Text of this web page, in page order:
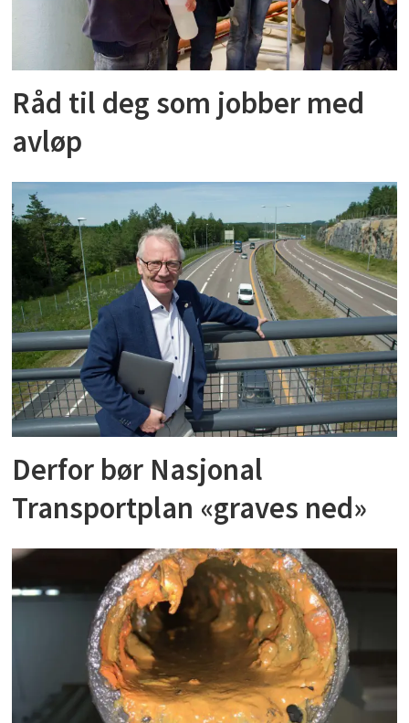
Råd til deg som jobber med
avløp
Derfor bør Nasjonal
Transportplan «graves ned»